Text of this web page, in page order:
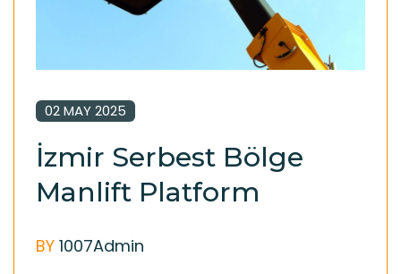
02 MAY 2025
İzmir Serbest Bölge
Manlift Platform
BY 1007Admin